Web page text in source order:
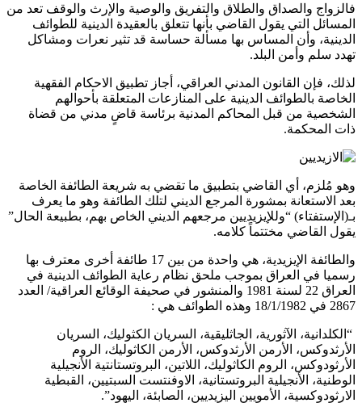
فالزواج والصداق والطلاق والتفريق والوصية والإرث والوقف تعد من
المسائل التي يقول القاضي بأنها تتعلق بالعقيدة الدينية للطوائف
الدينية، وأن المساس بها مسألة حساسة قد تثير نعرات ومشاكل
تهدد سلم وأمن البلد.
لذلك، فإن القانون المدني العراقي، أجاز تطبيق الاحكام الفقهية
الخاصة بالطوائف الدينية على المنازعات المتعلقة بأحوالهم
الشخصية من قبل المحاكم المدنية برئاسة قاضٍ مدني من قضاة
ذات المحكمة.
وهو مُلزم، أي القاضي بتطبيق ما تقضي به شريعة الطائفة الخاصة
بعد الاستعانة بمشورة المرجع الديني لتلك الطائفة وهو ما يعرف
بـ(الإستفتاء) “وللإيزيديين مرجعهم الديني الخاص بهم، بطبيعة الحال”
يقول القاضي مختتماً كلامه.
والطائفة الإيزيدية، هي واحدة من بين 17 طائفة أخرى معترف بها
رسميا في العراق بموجب ملحق نظام رعاية الطوائف الدينية في
العراق 22 لسنة 1981 والمنشور في صحيفة الوقائع العراقية/ العدد
2867 في 18/1/1982 وهذه الطوائف هي :
“الكلدانية، الآثورية، الجاثليقية، السريان الكثوليك، السريان
الأرثدوكس، الأرمن الأرثدوكس، الأرمن الكاثوليك، الروم
الأرثودوكس، الروم الكاثوليك، اللاتين، البروتستانتية الأنجيلية
الوطنية، الأنجيلية البروتستانية، الاوفنتست السبتيين، القبطية
الارثودوكسية، الأمويين اليزيديين، الصابئة، اليهود”.